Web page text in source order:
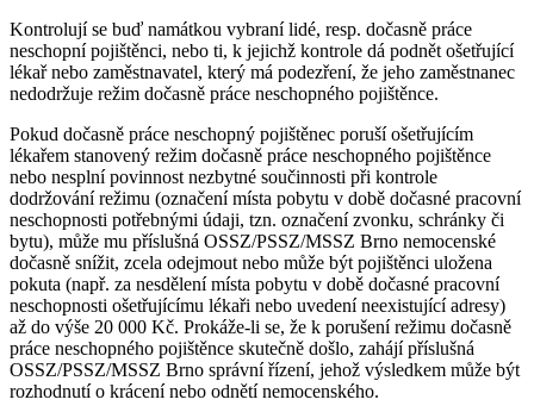
Kontrolují se buď namátkou vybraní lidé, resp. dočasně práce
neschopní pojištěnci, nebo ti, k jejichž kontrole dá podnět ošetřující
lékař nebo zaměstnavatel, který má podezření, že jeho zaměstnanec
nedodržuje režim dočasně práce neschopného pojištěnce.
Pokud dočasně práce neschopný pojištěnec poruší ošetřujícím
lékařem stanovený režim dočasně práce neschopného pojištěnce
nebo nesplní povinnost nezbytné součinnosti při kontrole
dodržování režimu (označení místa pobytu v době dočasné pracovní
neschopnosti potřebnými údaji, tzn. označení zvonku, schránky či
bytu), může mu příslušná OSSZ/PSSZ/MSSZ Brno nemocenské
dočasně snížit, zcela odejmout nebo může být pojištěnci uložena
pokuta (např. za nesdělení místa pobytu v době dočasné pracovní
neschopnosti ošetřujícímu lékaři nebo uvedení neexistující adresy)
až do výše 20 000 Kč. Prokáže-li se, že k porušení režimu dočasně
práce neschopného pojištěnce skutečně došlo, zahájí příslušná
OSSZ/PSSZ/MSSZ Brno správní řízení, jehož výsledkem může být
rozhodnutí o krácení nebo odnětí nemocenského.